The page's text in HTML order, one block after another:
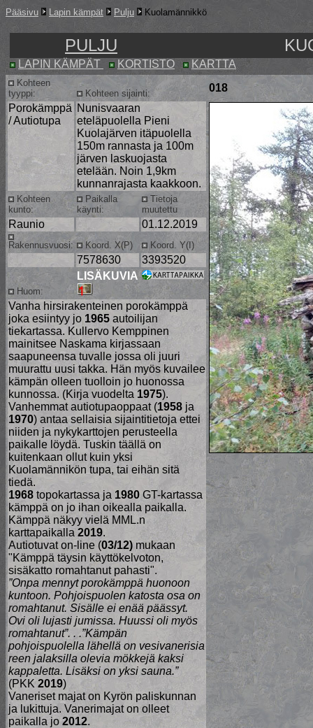
Pääsivu Lapin kämpät Pulju Kuolamännikkö
PULJU
LAPIN KÄMPÄT KORTISTO KARTTA
Kohteen
tyyppi:
Kohteen sijainti:
018
Porokämppä
/ Autiotupa
Nunisvaaran
eteläpuolella Pieni
Kuolajärven itäpuolella
150m rannasta ja 100m
järven laskuojasta
etelään. Noin 1,9km
kunnanrajasta kaakkoon.
Kohteen
kunto:
Paikalla
käynti:
Tietoja
muutettu
Raunio 01.12.2019
Rakennusvuosi: Koord. X(P) Koord. Y(I)
7578630 3393520
Huom:
LISÄKUVIA
Vanha hirsirakenteinen porokämppä
joka esiintyy jo 1965 autoilijan
tiekartassa. Kullervo Kemppinen
mainitsee Naskama kirjassaan
saapuneensa tuvalle jossa oli juuri
muurattu uusi takka. Hän myös kuvailee
kämpän olleen tuolloin jo huonossa
kunnossa. (Kirja vuodelta 1975).
Vanhemmat autiotupaoppaat (1958 ja
1970) antaa sellaisia sijaintitietoja ettei
niiden ja nykykarttojen perusteella
paikalle löydä. Tuskin täällä on
kuitenkaan ollut kuin yksi
Kuolamännikön tupa, tai eihän sitä
tiedä.
1968 topokartassa ja 1980 GT-kartassa
kämppä on jo ihan oikealla paikalla.
Kämppä näkyy vielä MML.n
karttapaikalla 2019.
Autiotuvat on-line (03/12) mukaan
"Kämppä täysin käyttökelvoton,
sisäkatto romahtanut pahasti".
”Onpa mennyt porokämppä huonoon
kuntoon. Pohjoispuolen katosta osa on
romahtanut. Sisälle ei enää päässyt.
Ovi oli lujasti jumissa. Huussi oli myös
romahtanut”. . .”Kämpän
pohjoispuolella lähellä on vesivanerisia
reen jalaksilla olevia mökkejä kaksi
kappaletta. Lisäksi on yksi sauna.”
(PKK2019)
Vaneriset majat on Kyrön paliskunnan
ja lukittuja. Vanerimajat on olleet
paikalla jo 2012.